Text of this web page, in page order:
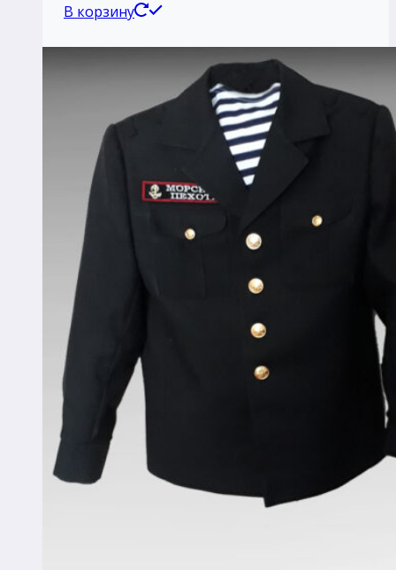
В корзину